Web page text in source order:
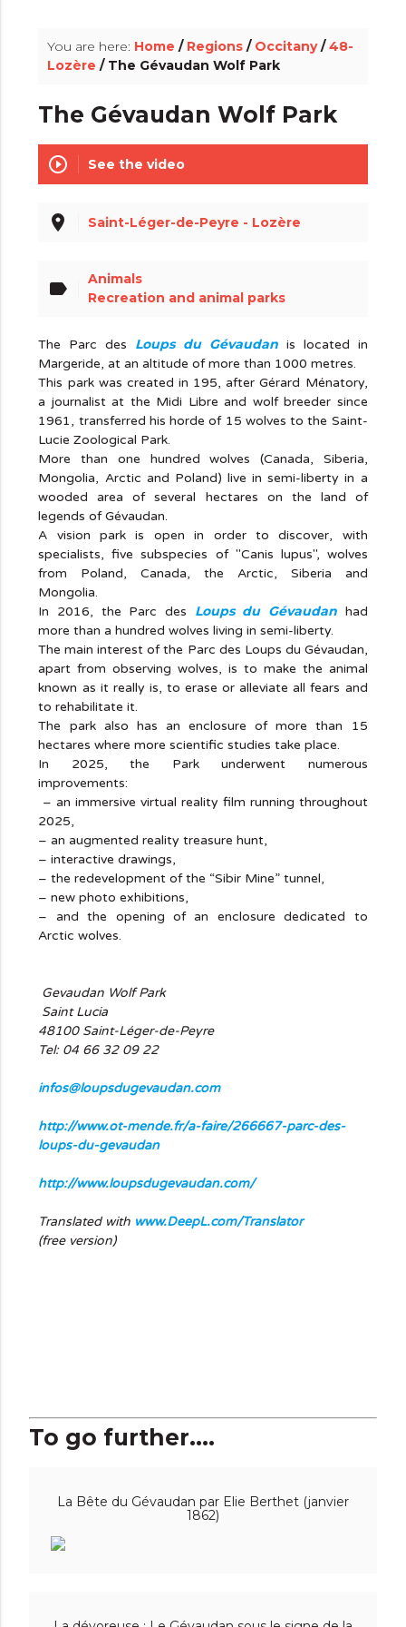
You are here: Home / Regions / Occitany/48-
Lozère / The Gévaudan Wolf Park
The Gévaudan Wolf Park
play_circle_outline See the video
place Saint-Léger-de-Peyre - Lozère
label
Animals
Recreation and animal parks
The Parc des Loups du Gévaudanis located in
Margeride, at an altitude of more than 1000 metres.
This park was created in 195, after Gérard Ménatory,
a journalist at the Midi Libre and wolf breeder since
1961, transferred his horde of 15 wolves to the Saint-
Lucie Zoological Park.
More than one hundred wolves (Canada, Siberia,
Mongolia, Arctic and Poland) live in semi-liberty in a
wooded area of several hectares on the land of
legends of Gévaudan.
A vision park is open in order to discover, with
specialists, five subspecies of "Canis lupus", wolves
from Poland, Canada, the Arctic, Siberia and
Mongolia.
In 2016, the Parc des Loups du Gévaudanhad
more than a hundred wolves living in semi-liberty.
The main interest of the Parc des Loups du Gévaudan,
apart from observing wolves, is to make the animal
known as it really is, to erase or alleviate all fears and
to rehabilitate it.
The park also has an enclosure of more than 15
hectares where more scientific studies take place.
In 2025, the Park underwent numerous
improvements:
– an immersive virtual reality film running throughout
2025,
– an augmented reality treasure hunt,
– interactive drawings,
– the redevelopment of the “Sibir Mine” tunnel,
– new photo exhibitions,
– and the opening of an enclosure dedicated to
Arctic wolves.
Gevaudan Wolf Park
Saint Lucia
48100 Saint-Léger-de-Peyre
Tel: 04 66 32 09 22
infos@loupsdugevaudan.com
http://www.ot-mende.fr/a-faire/266667-parc-des-
loups-du-gevaudan
http://www.loupsdugevaudan.com/
Translated with www.DeepL.com/Translator
(free version)
To go further....
La Bête du Gévaudan par Elie Berthet (janvier
1862)